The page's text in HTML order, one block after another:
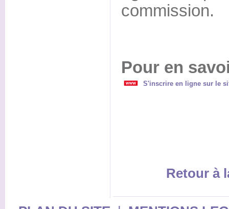
commission.
Pour en
S'inscrire en ligne sur le
Retour à